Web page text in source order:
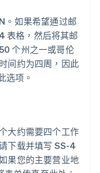
。如果希望通过邮
表格，然后将其邮
个州之一或哥伦
间约为四周，因此
选项。
大约需要四个工作
下载并填写 SS-4
果您的主要营业地